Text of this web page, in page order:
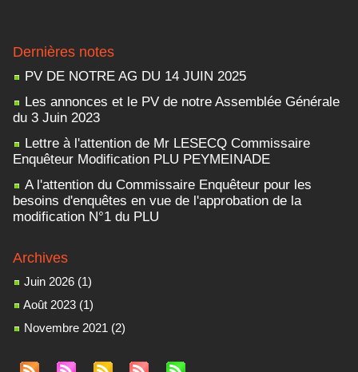
Dernières notes
PV DE NOTRE AG DU 14 JUIN 2025
Les annonces et le PV de notre Assemblée Générale
du 3 Juin 2023
Lettre à l'attention de Mr LESECQ Commissaire
Enquêteur Modification PLU PEYMEINADE
A l'attention du Commissaire Enquêteur pour les
besoins d'enquêtes en vue de l'approbation de la
modification N°1 du PLU
Archives
Juin 2026 (1)
Août 2023 (1)
Novembre 2021 (2)